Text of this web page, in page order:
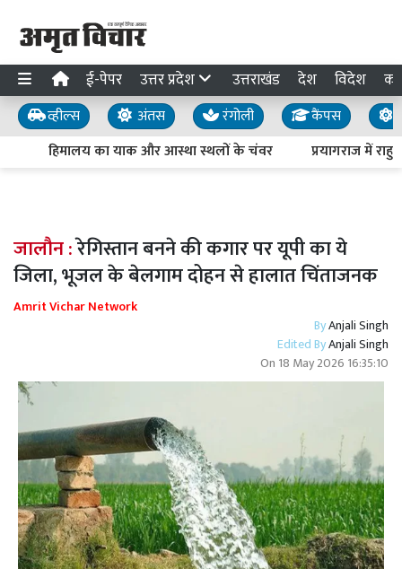
ई-पेपर उत्तर प्रदेश उत्तराखंड देश विदेश
व्हील्स अंतस रंगोली कैंपस
हिमालय का याक और आस्था स्थलों के चंवर
प्रयागराज में
जालौन :रेगिस्तान बनने की कगार पर यूपी का ये
जिला, भूजल के बेलगाम दोहन से हालात चिंताजनक
Amrit Vichar Network
ByAnjali Singh
Edited ByAnjali Singh
On 18 May 2026 16:35:10